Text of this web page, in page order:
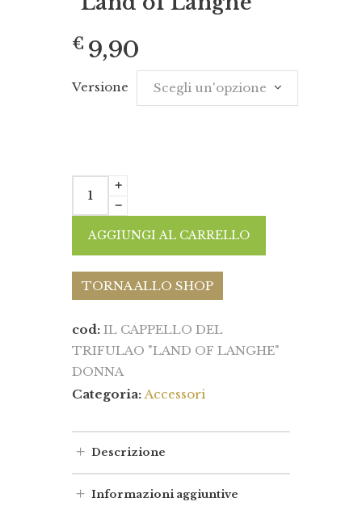
€ 9,90
Versione Scegli un'opzione
AGGIUNGI AL CARRELLO
TORNA ALLO SHOP
cod: IL CAPPELLO DEL
TRIFULAO "LAND OF LANGHE"
DONNA
Categoria: Accessori
Descrizione
Informazioni aggiuntive